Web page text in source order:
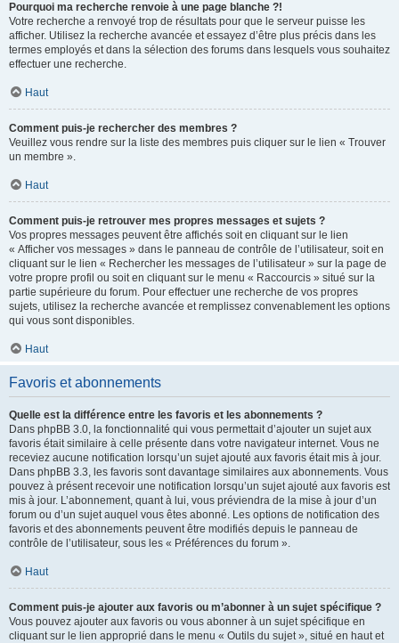
Pourquoi ma recherche renvoie à une page blanche ?!
Votre recherche a renvoyé trop de résultats pour que le serveur puisse les
afficher. Utilisez la recherche avancée et essayez d’être plus précis dans les
termes employés et dans la sélection des forums dans lesquels vous souhaitez
effectuer une recherche.
Haut
Comment puis-je rechercher des membres ?
Veuillez vous rendre sur la liste des membres puis cliquer sur le lien « Trouver
un membre ».
Haut
Comment puis-je retrouver mes propres messages et sujets ?
Vos propres messages peuvent être affichés soit en cliquant sur le lien
« Afficher vos messages » dans le panneau de contrôle de l’utilisateur, soit en
cliquant sur le lien « Rechercher les messages de l’utilisateur » sur la page de
votre propre profil ou soit en cliquant sur le menu « Raccourcis » situé sur la
partie supérieure du forum. Pour effectuer une recherche de vos propres
sujets, utilisez la recherche avancée et remplissez convenablement les options
qui vous sont disponibles.
Haut
Favoris et abonnements
Quelle est la différence entre les favoris et les abonnements ?
Dans phpBB 3.0, la fonctionnalité qui vous permettait d’ajouter un sujet aux
favoris était similaire à celle présente dans votre navigateur internet. Vous ne
receviez aucune notification lorsqu’un sujet ajouté aux favoris était mis à jour.
Dans phpBB 3.3, les favoris sont davantage similaires aux abonnements. Vous
pouvez à présent recevoir une notification lorsqu’un sujet ajouté aux favoris est
mis à jour. L’abonnement, quant à lui, vous préviendra de la mise à jour d’un
forum ou d’un sujet auquel vous êtes abonné. Les options de notification des
favoris et des abonnements peuvent être modifiés depuis le panneau de
contrôle de l’utilisateur, sous les « Préférences du forum ».
Haut
Comment puis-je ajouter aux favoris ou m’abonner à un sujet spécifique ?
Vous pouvez ajouter aux favoris ou vous abonner à un sujet spécifique en
cliquant sur le lien approprié dans le menu « Outils du sujet », situé en haut et